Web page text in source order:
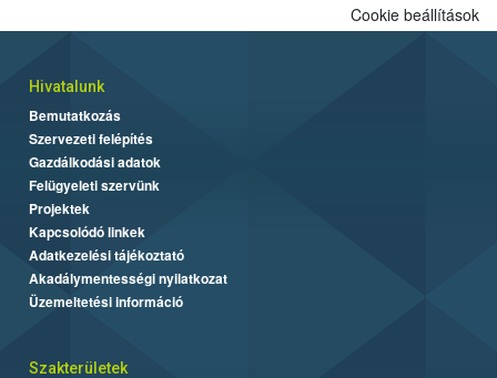
Cookie beállítások
Hivatalunk
Bemutatkozás
Szervezeti felépítés
Gazdálkodási adatok
Felügyeleti szervünk
Projektek
Kapcsolódó linkek
Adatkezelési tájékoztató
Akadálymentességi nyilatkozat
Üzemeltetési információ
Szakterületek